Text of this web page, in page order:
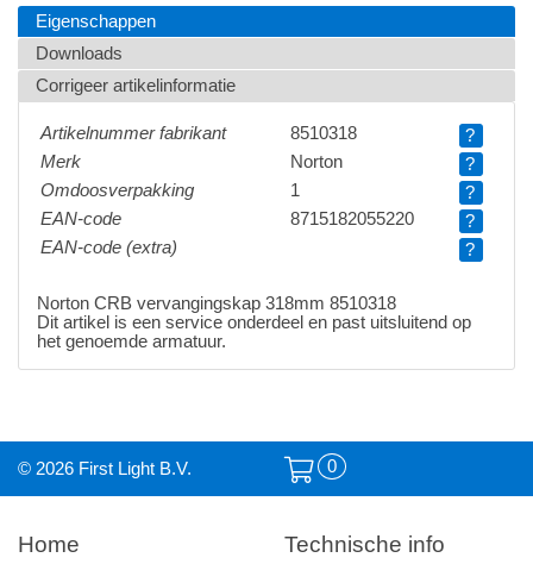
Eigenschappen
Downloads
Corrigeer artikelinformatie
Artikelnummer fabrikant 8510318
?
Merk
Norton
?
Omdoosverpakking
1
?
EAN-code
8715182055220
?
EAN-code (extra)
?
Norton CRB vervangingskap 318mm 8510318
Dit artikel is een service onderdeel en past uitsluitend op
het genoemde armatuur.
© 2026 First Light B.V. 0
Home Technische info